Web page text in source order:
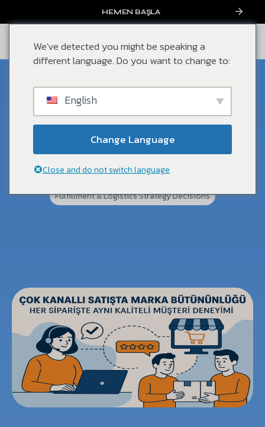
HEMEN BAŞLA
Temmuz, 2025
Çok Kanallı Satışta Marka
Bütünlüğü: Her Siparişte Aynı
Kaliteli Müşteri Deneyimi Nasıl
Sağlanır?
Fulfillment & Logistics Strategy Decisions
We've detected you might be speaking a
different language. Do you want to change to:
English
Change Language
Close and do not switch language